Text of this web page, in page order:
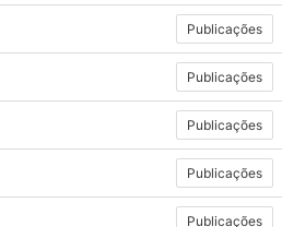
Publicações
Publicações
Publicações
Publicações
Publicações